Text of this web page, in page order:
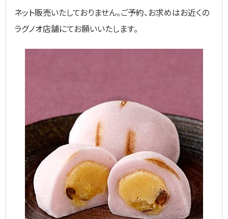
ネット販売いたしておりません。ご予約、お求めはお近くの
ラグノオ店舗にてお願いいたします。